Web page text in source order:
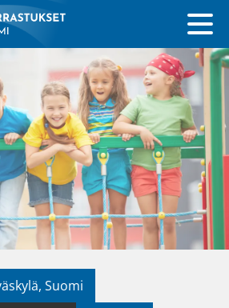
Suomi